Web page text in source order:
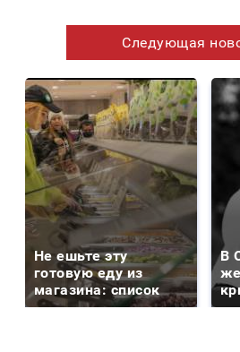
Следующая
Не ешьте эту
готовую еду из
магазина: список
В